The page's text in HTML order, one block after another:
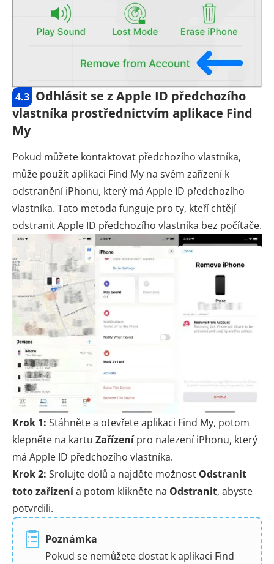
4.3 Odhlásit se z Apple ID předchozího
vlastníka prostřednictvím aplikace Find
My
Pokud můžete kontaktovat předchozího vlastníka,
může použít aplikaci Find My na svém zařízení k
odstranění iPhonu, který má Apple ID předchozího
vlastníka. Tato metoda funguje pro ty, kteří chtějí
odstranit Apple ID předchozího vlastníka bez počítače.
Krok 1: Stáhněte a otevřete aplikaci Find My, potom
klepněte na kartu Zařízenípro nalezení iPhonu, který
má Apple ID předchozího vlastníka.
Krok 2: Srolujte dolů a najděte možnost Odstranit
toto zařízenía potom klikněte na Odstranit, abyste
potvrdili.
Poznámka
Pokud se nemůžete dostat k aplikaci Find